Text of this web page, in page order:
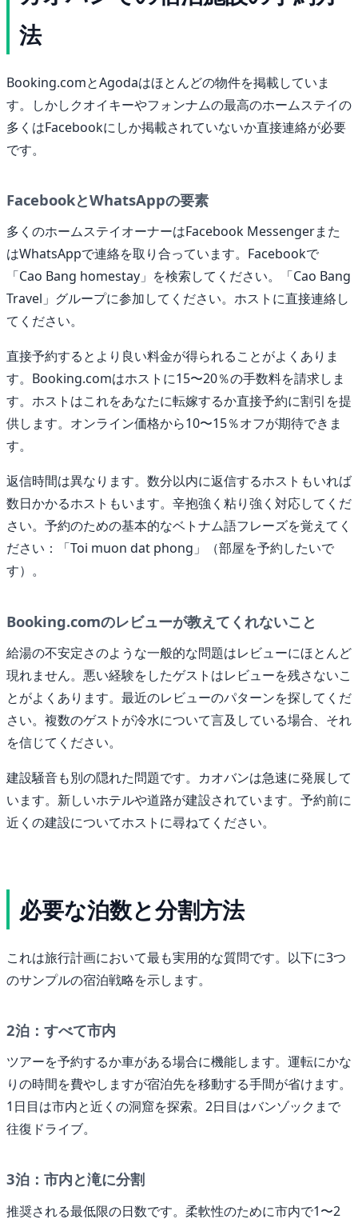
法
Booking.comとAgodaはほとんどの物件を掲載していま
す。しかしクオイキーやフォンナムの最高のホームステイの
多くはFacebookにしか掲載されていないか直接連絡が必要
です。
FacebookとWhatsAppの要素
多くのホームステイオーナーはFacebook Messengerまた
はWhatsAppで連絡を取り合っています。Facebookで
「Cao Bang homestay」を検索してください。「Cao Bang
Travel」グループに参加してください。ホストに直接連絡し
てください。
直接予約するとより良い料金が得られることがよくありま
す。Booking.comはホストに15〜20％の手数料を請求しま
す。ホストはこれをあなたに転嫁するか直接予約に割引を提
供します。オンライン価格から10〜15％オフが期待できま
す。
返信時間は異なります。数分以内に返信するホストもいれば
数日かかるホストもいます。辛抱強く粘り強く対応してくだ
さい。予約のための基本的なベトナム語フレーズを覚えてく
ださい：「Toi muon dat phong」（部屋を予約したいで
す）。
Booking.comのレビューが教えてくれないこと
給湯の不安定さのような一般的な問題はレビューにほとんど
現れません。悪い経験をしたゲストはレビューを残さないこ
とがよくあります。最近のレビューのパターンを探してくだ
さい。複数のゲストが冷水について言及している場合、それ
を信じてください。
建設騒音も別の隠れた問題です。カオバンは急速に発展して
います。新しいホテルや道路が建設されています。予約前に
近くの建設についてホストに尋ねてください。
必要な泊数と分割方法
これは旅行計画において最も実用的な質問です。以下に3つ
のサンプルの宿泊戦略を示します。
2泊：すべて市内
ツアーを予約するか車がある場合に機能します。運転にかな
りの時間を費やしますが宿泊先を移動する手間が省けます。
1日目は市内と近くの洞窟を探索。2日目はバンゾックまで
往復ドライブ。
3泊：市内と滝に分割
推奨される最低限の日数です。柔軟性のために市内で1〜2